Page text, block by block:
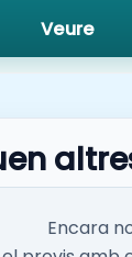
Veure
Encara